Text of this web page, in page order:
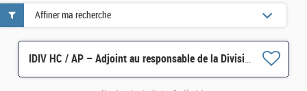
IDIV HC / AP – Adjoint au responsable de la Division des préparations aux concours H/F
Affiner ma recherche